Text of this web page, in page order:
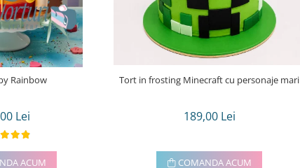
Rainbow
Lei
ACUM
Tort in frosting Minecraft cu personaje mari
189,00 Lei
COMANDA ACUM